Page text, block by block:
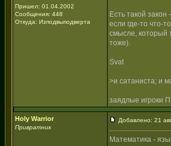
Пришел: 01.04.2002
Сообщения: 448
Откуда: Изподвыподверта
Есть такой
если где-то что-
смысле, который
тоже).
Svat
>и сатаниста; и
заядлые игроки
Holy Warrior
Привратник
Добавлено: 21
Математика -